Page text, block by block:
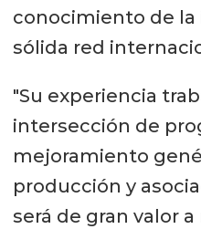
conocimiento de la
sólida red
"Su experiencia
intersección de
mejoramiento
producción y
será de gran valor